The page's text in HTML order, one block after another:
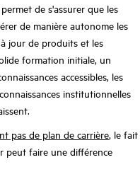
de s'assurer que les
de manière autonome les
jour de produits et les
formation initiale, un
accessibles, les
institutionnelles
pas de plan de carrière, le fait
peut faire une différence